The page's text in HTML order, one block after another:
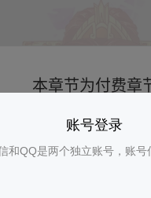
账号登录
和QQ是两个独立账号，账号